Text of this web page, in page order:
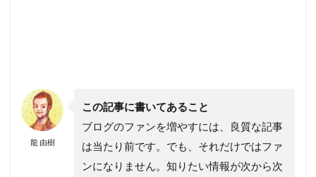
龍 由樹
この記事に書いてあること
ブログのファンを増やすには、良質な記事
は当たり前です。でも、それだけではファ
ンになりません。知りたい情報が次から次